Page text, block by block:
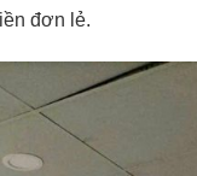
đơn lẻ.